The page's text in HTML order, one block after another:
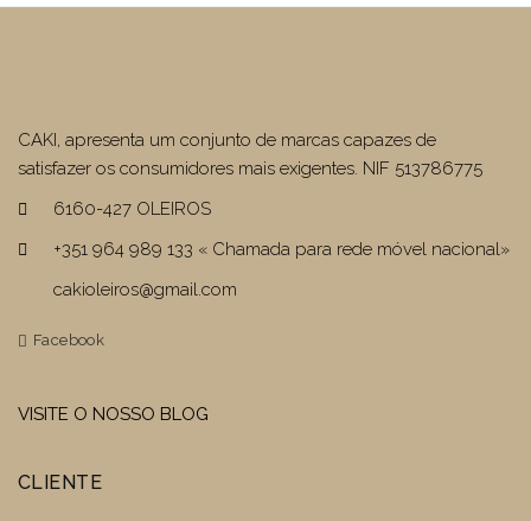
CAKI, apresenta um conjunto de marcas capazes de
satisfazer os consumidores mais exigentes. NIF 513786775
6160-427 OLEIROS
+351 964 989 133 « Chamada para rede móvel nacional»
cakioleiros@gmail.com
Facebook
VISITE O NOSSO BLOG
CLIENTE